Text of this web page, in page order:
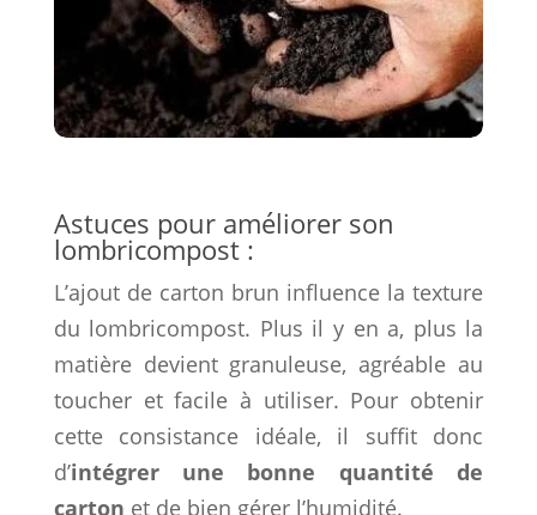
Astuces pour améliorer son
lombricompost :
L’ajout de carton brun influence la texture
du lombricompost. Plus il y en a, plus la
matière devient granuleuse, agréable au
toucher et facile à utiliser. Pour obtenir
cette consistance idéale, il suffit donc
d’intégrer une bonne quantité de
carton et de bien gérer l’humidité.